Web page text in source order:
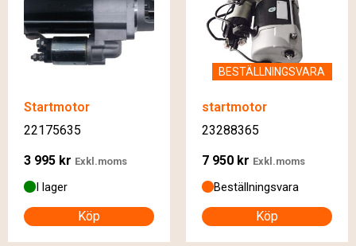
Startmotor
22175635
3 995 kr Exkl.moms
I lager
Köp
BESTÄLLNINGSVARA
startmotor
23288365
7 950 kr Exkl.moms
Beställningsvara
Köp